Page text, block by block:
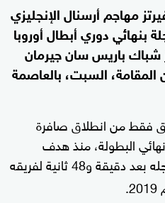
مهاجم أرسنال الإنجليزي
بنهائي دوري أبطال أوروبا
شباك باريس سان جيرمان
المقامة، السبت، بالعاصمة
هافيرتز بعد 6 دقائق فقط من انطلاق صافرة
البطولة، منذ هدف
الذي سجله بعد دقيقة و48 ثانية لفريقه